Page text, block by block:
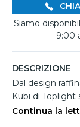
Siamo
9:00
DESCRIZIONE
Dal design
Kubi di Toplight
pressofuso
Continua la